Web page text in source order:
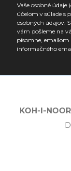
Vaše osobné
účelom v súlade s
osobných údajov.
vám pošleme na
písomne,
informačného
KOH-I-